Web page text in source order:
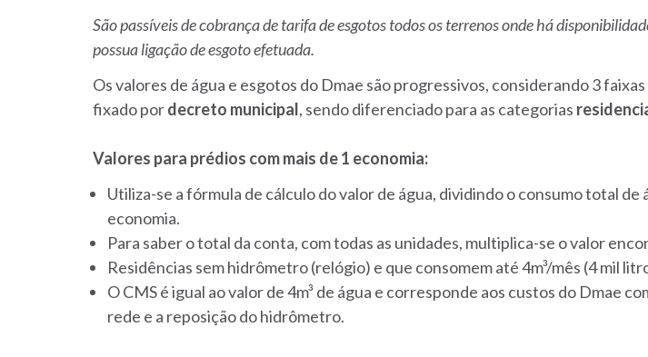
São passíveis de cobrança de tarifa de esgotos todos os terrenos onde há
possua ligação de esgoto efetuada.
Os valores de água e esgotos do Dmae são progressivos, considerando 3
fixado pordecreto municipal, sendo diferenciado para as categorias
Valores para prédios com mais de 1 economia:
Utiliza-se a fórmula de cálculo do valor de água, dividindo o consumo total
economia.
Para saber o total da conta, com todas as unidades, multiplica-se o valor
Residências sem hidrômetro (relógio) e que consomem até 4m³/mês (4 mil
O CMS é igual ao valor de 4m³ de água e corresponde aos custos do Dmae
rede e a reposição do hidrômetro.